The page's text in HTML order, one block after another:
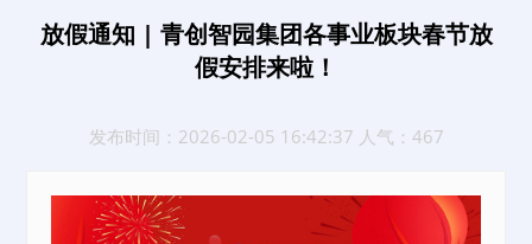
放假通知 | 青创智园集团各事业板块春节放
假安排来啦！
发布时间：2026-02-05 16:42:37 人气：467